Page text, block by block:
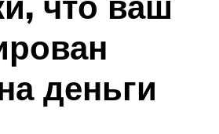
деньги